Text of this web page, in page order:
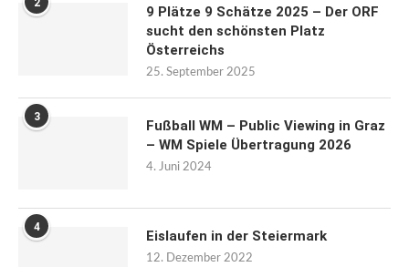
2
9 Plätze 9 Schätze 2025 – Der ORF
sucht den schönsten Platz
Österreichs
25. September 2025
3
Fußball WM – Public Viewing in Graz
– WM Spiele Übertragung 2026
4. Juni 2024
4
Eislaufen in der Steiermark
12. Dezember 2022